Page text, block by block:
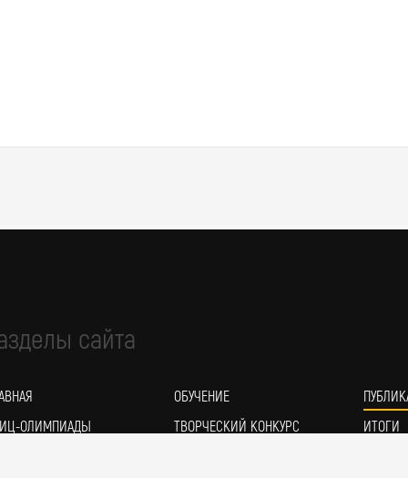
сайта
ОБУЧЕНИЕ
ОЛИМПИАДЫ
ТВОРЧЕСКИЙ КОНКУРС ИТОГИ